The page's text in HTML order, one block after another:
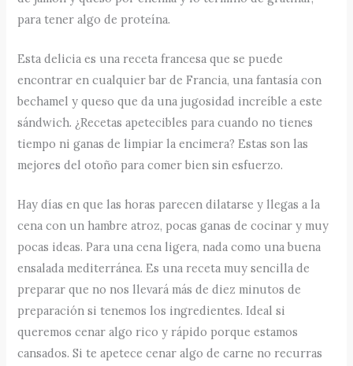
para tener algo de proteína.
Esta delicia es una receta francesa que se puede
encontrar en cualquier bar de Francia, una fantasía con
bechamel y queso que da una jugosidad increíble a este
sándwich. ¿Recetas apetecibles para cuando no tienes
tiempo ni ganas de limpiar la encimera? Estas son las
mejores del otoño para comer bien sin esfuerzo.
Hay días en que las horas parecen dilatarse y llegas a la
cena con un hambre atroz, pocas ganas de cocinar y muy
pocas ideas. Para una cena ligera, nada como una buena
ensalada mediterránea. Es una receta muy sencilla de
preparar que no nos llevará más de diez minutos de
preparación si tenemos los ingredientes. Ideal si
queremos cenar algo rico y rápido porque estamos
cansados. Si te apetece cenar algo de carne no recurras